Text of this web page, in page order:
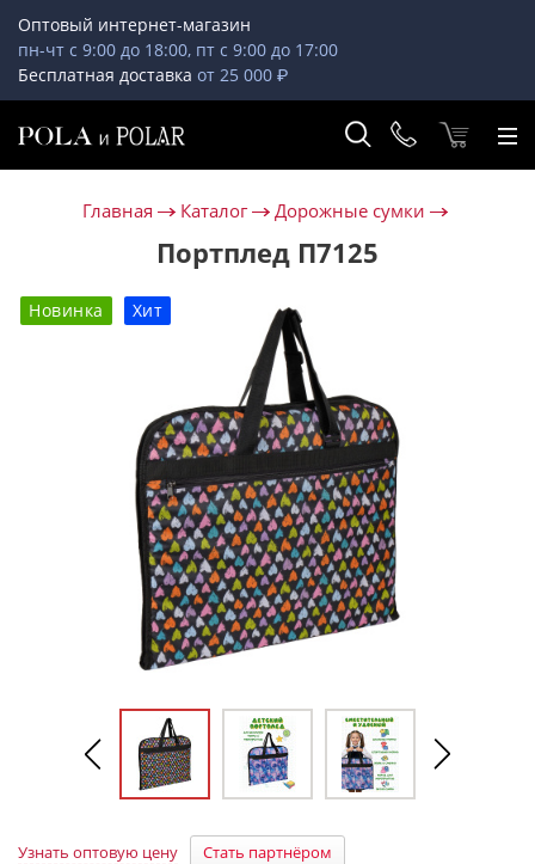
Оптовый интернет-магазин
пн-чт с 9:00 до 18:00, пт с 9:00 до 17:00
Бесплатная доставка от 25 000 ₽
Главная Каталог Дорожные сумки
Портплед П7125
Новинка Хит
Узнать оптовую цену Стать партнёром